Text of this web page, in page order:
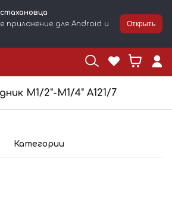
приложение для Android и
Открыть
М1/2"-М1/4" A121/7
Категории